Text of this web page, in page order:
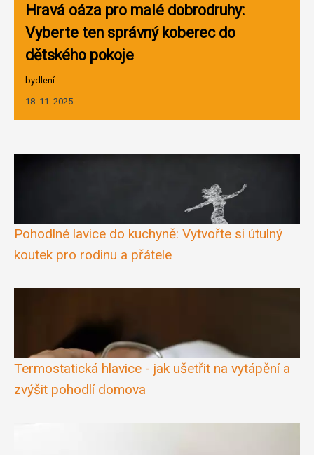
Hravá oáza pro malé dobrodruhy:
Vyberte ten správný koberec do
dětského pokoje
bydlení
18. 11. 2025
Pohodlné lavice do kuchyně: Vytvořte si útulný
koutek pro rodinu a přátele
Termostatická hlavice - jak ušetřit na vytápění a
zvýšit pohodlí domova